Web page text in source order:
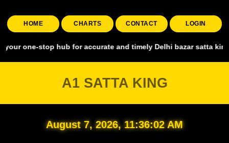
HOME CHARTS CONTACT LOGIN
hub for accurate and timely Delhi bazar satta king,
A1 SATTA KING
August 7, 2026, 11:36:03 AM